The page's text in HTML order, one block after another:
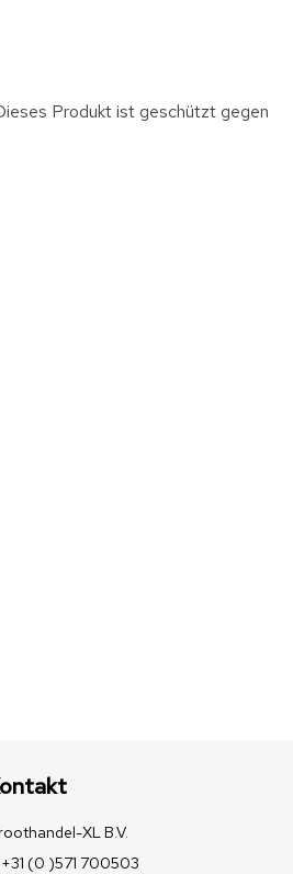
Produkt ist geschützt gegen
XL B.V.
+31 (0 )571 700503